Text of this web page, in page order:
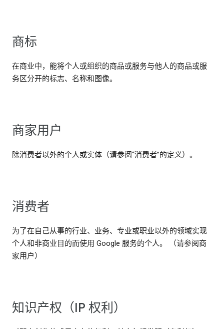
商标
在商业中，能将个人或组织的商品或服务与他人的商品或服
务区分开的标志、名称和图像。
商家用户
除消费者以外的个人或实体（请参阅“消费者”的定义）。
消费者
为了在自己从事的行业、业务、专业或职业以外的领域实现
个人和非商业目的而使用 Google 服务的个人。 （请参阅商
家用户）
知识产权（IP 权利）